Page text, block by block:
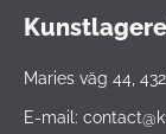
Maries väg 44,
E-mail: